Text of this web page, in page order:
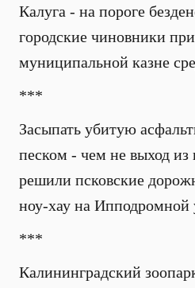
Калуга - на пороге
городские чиновники
муниципальной казне
***
Засыпать убитую
песком - чем не выход
решили псковские
ноу-хау на Ипподромной
***
Калининградский